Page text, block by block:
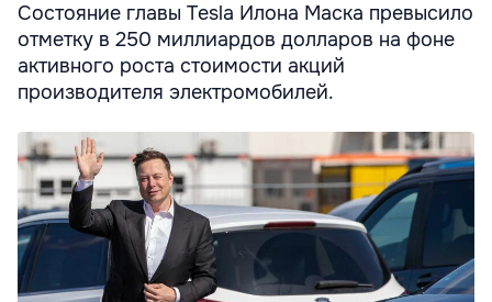
Состояние главы Tesla Илона Маска превысило
отметку в 250 миллиардов долларов на фоне
активного роста стоимости акций
производителя электромобилей.